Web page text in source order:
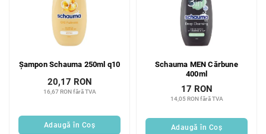
Șampon Schauma 250ml q10
16,67 RON fără TVA
20,17 RON
Adaugă în Coş
Schauma MEN Cărbune
400ml
14,05 RON fără TVA
17 RON
Adaugă în Coş